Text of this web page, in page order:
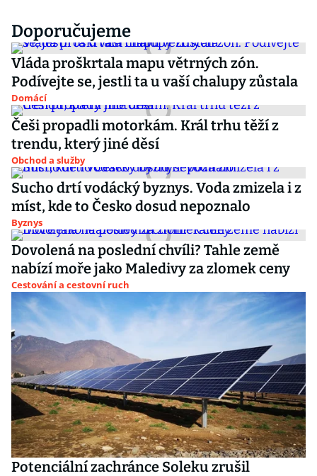
Doporučujeme
Vláda proškrtala mapu větrných zón.
Podívejte se, jestli ta u vaší chalupy zůstala
Domácí
Češi propadli motorkám. Král trhu těží z
trendu, který jiné děsí
Obchod a služby
Sucho drtí vodácký byznys. Voda zmizela i z
míst, kde to Česko dosud nepoznalo
Byznys
Dovolená na poslední chvíli? Tahle země
nabízí moře jako Maledivy za zlomek ceny
Cestování a cestovní ruch
Potenciální zachránce Soleku zrušil